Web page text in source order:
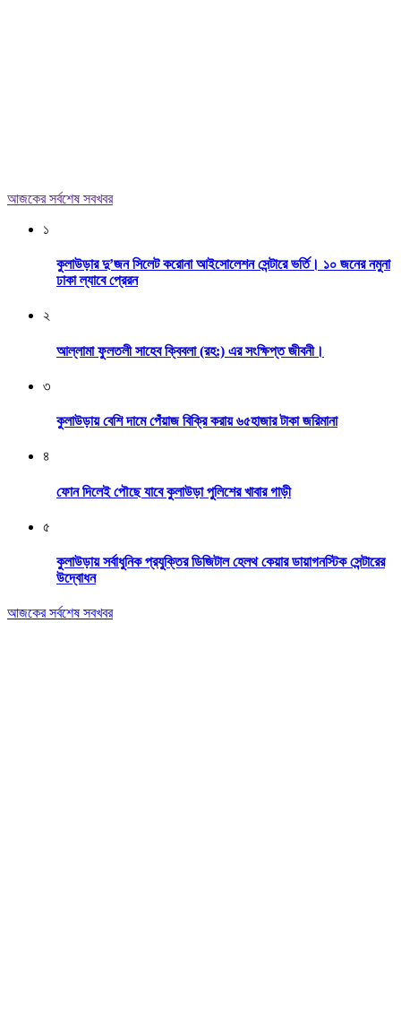
আজকের সর্বশেষ সবখবর
১
কুলাউড়ার দু’জন সিলেট করোনা আইসোলেশন সেন্টারে ভর্তি। ১০ জনের নমুনা
ঢাকা ল্যাবে প্রেরন
২
আল্লামা ফুলতলী সাহেব ক্বিবলা (রহ:) এর সংক্ষিপ্ত জীবনী।
৩
কুলাউড়ায় বেশি দামে পেঁয়াজ বিক্রি করায় ৬৫হাজার টাকা জরিমানা
৪
ফোন দিলেই পৌছে যাবে কুলাউড়া পুলিশের খাবার গাড়ী
৫
কুলাউড়ায় সর্বাধুনিক প্রযুক্তির ডিজিটাল হেলথ কেয়ার ডায়াগনস্টিক সেন্টারের
উদ্বোধন
আজকের সর্বশেষ সবখবর